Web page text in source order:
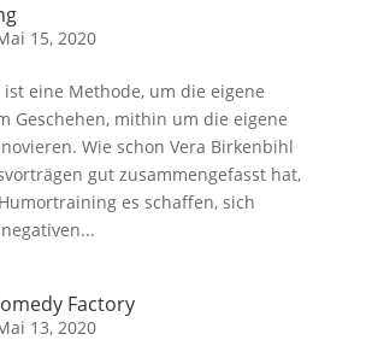
15, 2020
eine Methode, um die eigene
Geschehen, mithin um die eigene
Wie schon Vera Birkenbihl
gut zusammengefasst hat,
es schaffen, sich
Factory
13, 2020